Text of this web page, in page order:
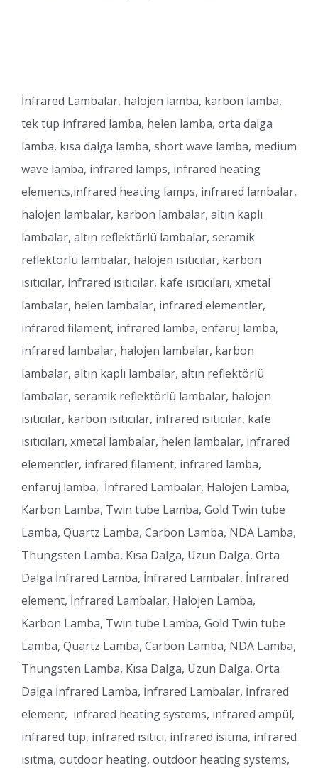
İnfrared Lambalar, halojen lamba, karbon lamba,
tek tüp infrared lamba, helen lamba, orta dalga
lamba, kısa dalga lamba, short wave lamba, medium
wave lamba, infrared lamps, infrared heating
elements,infrared heating lamps, infrared lambalar,
halojen lambalar, karbon lambalar, altın kaplı
lambalar, altın reflektörlü lambalar, seramik
reflektörlü lambalar, halojen ısıtıcılar, karbon
ısıtıcılar, infrared ısıtıcılar, kafe ısıtıcıları, xmetal
lambalar, helen lambalar, infrared elementler,
infrared filament, infrared lamba, enfaruj lamba,
infrared lambalar, halojen lambalar, karbon
lambalar, altın kaplı lambalar, altın reflektörlü
lambalar, seramik reflektörlü lambalar, halojen
ısıtıcılar, karbon ısıtıcılar, infrared ısıtıcılar, kafe
ısıtıcıları, xmetal lambalar, helen lambalar, infrared
elementler, infrared filament, infrared lamba,
enfaruj lamba, İnfrared Lambalar, Halojen Lamba,
Karbon Lamba, Twin tube Lamba, Gold Twin tube
Lamba, Quartz Lamba, Carbon Lamba, NDA Lamba,
Thungsten Lamba, Kısa Dalga, Uzun Dalga, Orta
Dalga İnfrared Lamba, İnfrared Lambalar, İnfrared
element, İnfrared Lambalar, Halojen Lamba,
Karbon Lamba, Twin tube Lamba, Gold Twin tube
Lamba, Quartz Lamba, Carbon Lamba, NDA Lamba,
Thungsten Lamba, Kısa Dalga, Uzun Dalga, Orta
Dalga İnfrared Lamba, İnfrared Lambalar, İnfrared
element, infrared heating systems, infrared ampül,
infrared tüp, infrared ısıtıcı, infrared isitma, infrared
ısıtma, outdoor heating, outdoor heating systems,